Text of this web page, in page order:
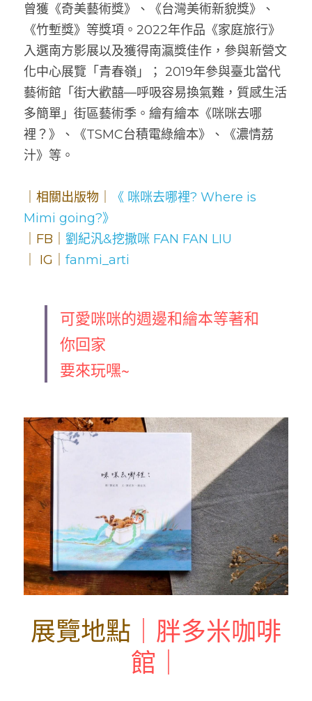
曾獲《奇美藝術獎》、《台灣美術新貌獎》、
《竹塹獎》等獎項。2022年作品《家庭旅行》
入選南方影展以及獲得南瀛獎佳作，參與新營文
化中心展覽「青春嶺」； 2019年參與臺北當代
藝術館「街大歡囍—呼吸容易換氣難，質感生活
多簡單」街區藝術季。繪有繪本《咪咪去哪
裡？》、《TSMC台積電綠繪本》、《濃情荔
汁》等。
｜相關出版物｜
《 咪咪去哪裡? Where is
Mimi going?》
｜FB｜ 劉紀汎&挖撒咪 FAN FAN LIU
｜ IG｜ fanmi_arti
可愛咪咪的週邊和繪本等著和
你回家
要來玩嘿~
展覽地點 ｜胖多米咖啡
館｜